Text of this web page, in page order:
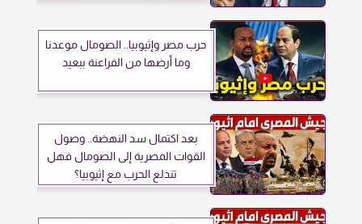
حرب مصر وإثيوبيا.. الصومال موعدنا
وما أرضها من الفراعنة ببعيد
بعد اكتمال سد النهضة.. وصول
القوات المصرية إلى الصومال فهل
تندلع الحرب مع إثيوبيا؟